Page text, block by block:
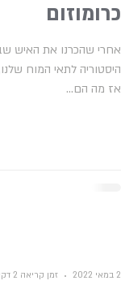
כרומוזום
היסטוריה לתאי המוח
אז מה הם...
2 במאי 2022 זמן קריאה 2 דקות